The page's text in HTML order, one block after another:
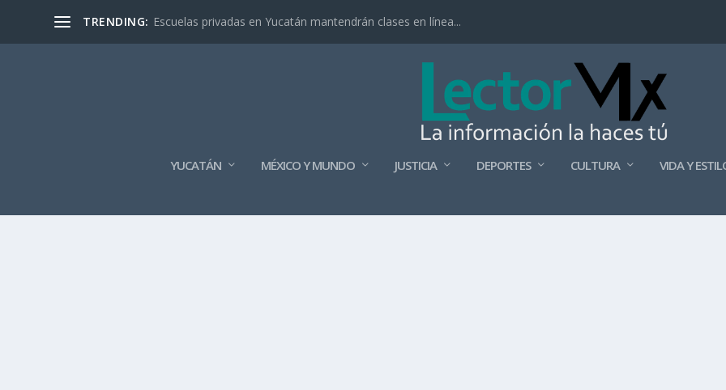
TRENDING: Escuelas privadas en Yucatán mantendrán clases en línea...
YUCATÁN MÉXICO Y MUNDO JUSTICIA DEPORTES CULTURA VIDA Y